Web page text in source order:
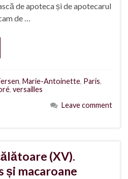
de apoteca și de apotecarul
de …
, Marie-Antoinette, Paris,
, versailles
Leave comment
(XV).
și macaroane